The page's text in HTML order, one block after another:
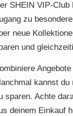
SHEIN VIP-
zu
neue
und
Angebote
kannst du
sparen. Achte
deinem Einkauf